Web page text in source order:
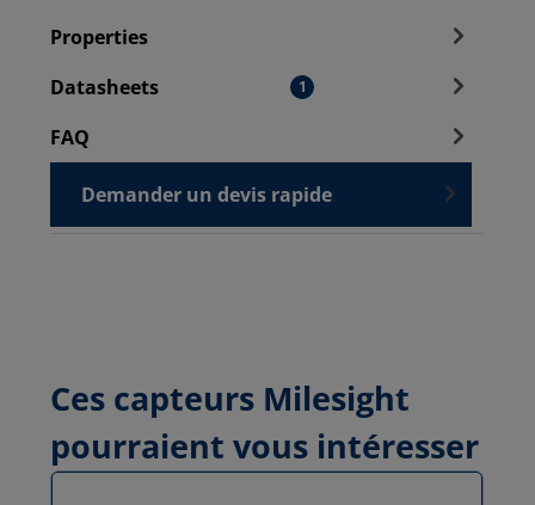
Properties
Datasheets
1
FAQ
Demander un devis rapide
Ces capteurs Milesight
pourraient vous intéresser